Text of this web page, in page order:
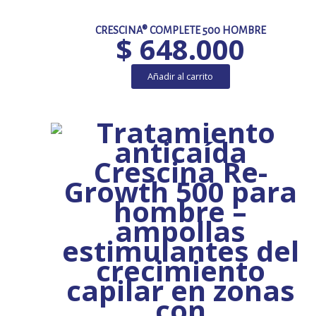
CRESCINA® COMPLETE 500 HOMBRE
$ 648.000
Añadir al carrito